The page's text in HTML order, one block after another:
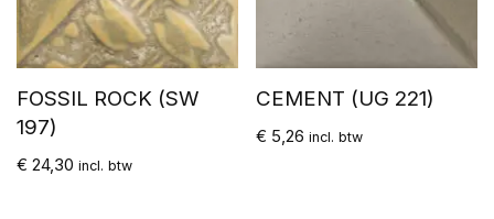
FOSSIL ROCK (SW
197)
€ 24,30 incl. btw
CEMENT (UG 221)
€ 5,26 incl. btw